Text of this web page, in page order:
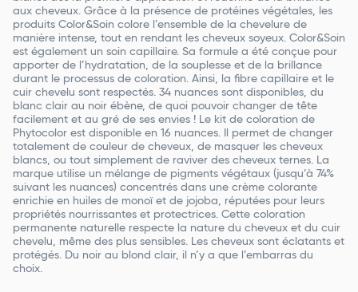
aux cheveux. Grâce à la présence de protéines végétales, les
produits Color&Soin colore l’ensemble de la chevelure de
manière intense, tout en rendant les cheveux soyeux. Color&Soin
est également un soin capillaire. Sa formule a été conçue pour
apporter de l’hydratation, de la souplesse et de la brillance
durant le processus de coloration. Ainsi, la fibre capillaire et le
cuir chevelu sont respectés. 34 nuances sont disponibles, du
blanc clair au noir ébène, de quoi pouvoir changer de tête
facilement et au gré de ses envies ! Le kit de coloration de
Phytocolor est disponible en 16 nuances. Il permet de changer
totalement de couleur de cheveux, de masquer les cheveux
blancs, ou tout simplement de raviver des cheveux ternes. La
marque utilise un mélange de pigments végétaux (jusqu’à 74%
suivant les nuances) concentrés dans une crème colorante
enrichie en huiles de monoï et de jojoba, réputées pour leurs
propriétés nourrissantes et protectrices. Cette coloration
permanente naturelle respecte la nature du cheveux et du cuir
chevelu, même des plus sensibles. Les cheveux sont éclatants et
protégés. Du noir au blond clair, il n’y a que l’embarras du
choix.